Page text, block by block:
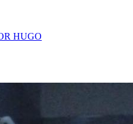
HUGO